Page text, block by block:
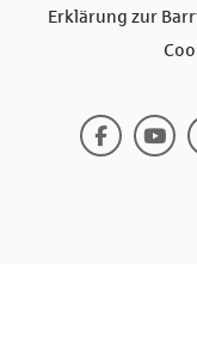
Erklärung zur